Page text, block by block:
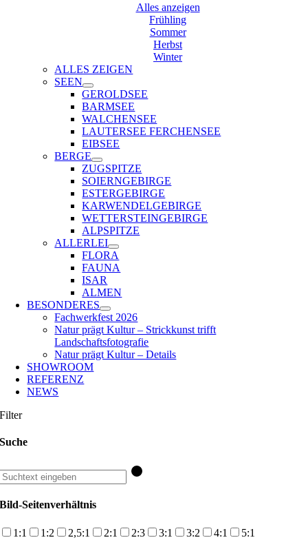
Alles anzeigen
Frühling
Sommer
Herbst
Winter
ALLES ZEIGEN
SEEN
GEROLDSEE
BARMSEE
WALCHENSEE
LAUTERSEE FERCHENSEE
EIBSEE
BERGE
ZUGSPITZE
SOIERNGEBIRGE
ESTERGEBIRGE
KARWENDELGEBIRGE
WETTERSTEINGEBIRGE
ALPSPITZE
ALLERLEI
FLORA
FAUNA
ISAR
ALMEN
BESONDERES
Fachwerkfest 2026
Natur prägt Kultur – Strickkunst trifft
Landschaftsfotografie
Natur prägt Kultur – Details
SHOWROOM
REFERENZ
NEWS
Filter
Suche
Bild-Seitenverhältnis
1:1 1:2 2,5:1 2:1 2:3 3:1 3:2 4:1 5:1